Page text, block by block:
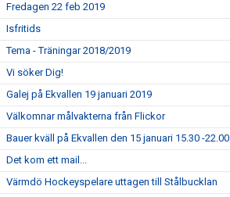
Fredagen 22 feb 2019
Isfritids
Tema - Träningar 2018/2019
Vi söker Dig!
Galej på Ekvallen 19 januari 2019
Välkomnar målvakterna från Flickor
Bauer kväll på Ekvallen den 15 januari 15.30 -22.00
Det kom ett mail...
Värmdö Hockeyspelare uttagen till Stålbucklan